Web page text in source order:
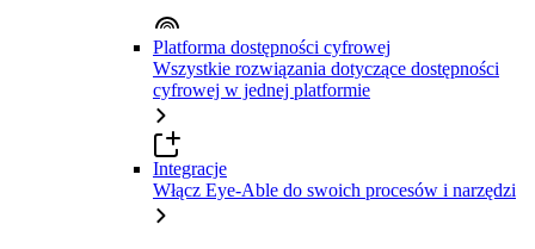
Platforma dostępności cyfrowej
Wszystkie rozwiązania dotyczące dostępności
cyfrowej w jednej platformie
Integracje
Włącz Eye-Able do swoich procesów i narzędzi